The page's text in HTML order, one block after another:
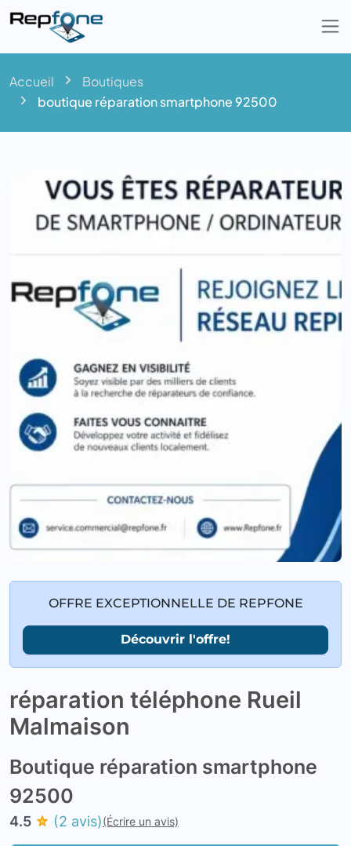
Accueil
Boutiques
boutique réparation smartphone 92500
OFFRE EXCEPTIONNELLE DE REPFONE
Découvrir l'offre!
réparation téléphone Rueil
Malmaison
Boutique réparation smartphone
92500
4.5 (2 avis)(Écrire un avis)